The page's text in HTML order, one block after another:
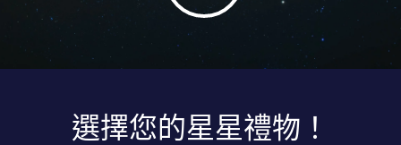
選擇您的星星禮物！